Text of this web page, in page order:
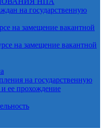
на государственную
на замещение вакантной
на замещение вакантной
на государственную
ее прохождение